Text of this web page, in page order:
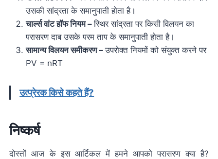
उसकी सांद्रता के समानुपाती होता है।
चार्ल्स वांट हॉफ नियम –स्थिर सांद्रता पर किसी विलयन का
परासरण दाब उसके परम ताप के समानुपाती होता है।
सामान्य विलयन समीकरण –उपरोक्त नियमों को संयुक्त करने पर
PV = nRT
उत्प्रेरक किसे कहते हैं?
निष्कर्ष
दोस्तों आज के इस आर्टिकल में हमने आपको परासरण क्या है?